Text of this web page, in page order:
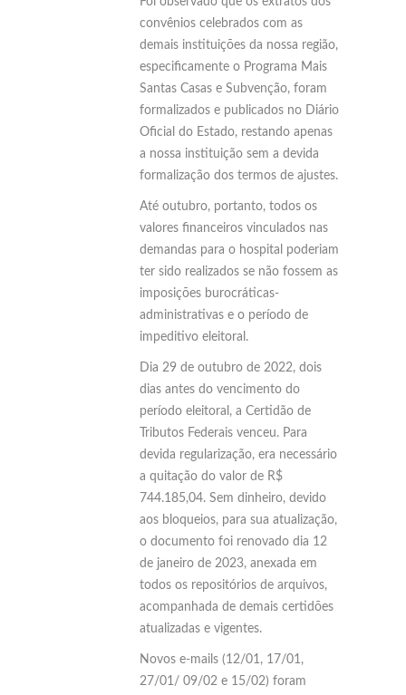
convênios celebrados com as
demais instituições da nossa região,
especificamente o Programa Mais
Santas Casas e Subvenção, foram
formalizados e publicados no Diário
Oficial do Estado, restando apenas
a nossa instituição sem a devida
formalização dos termos de ajustes.
Até outubro, portanto, todos os
valores financeiros vinculados nas
demandas para o hospital poderiam
ter sido realizados se não fossem as
imposições burocráticas-
administrativas e o período de
impeditivo eleitoral.
Dia 29 de outubro de 2022, dois
dias antes do vencimento do
período eleitoral, a Certidão de
Tributos Federais venceu. Para
devida regularização, era necessário
a quitação do valor de R$
744.185,04. Sem dinheiro, devido
aos bloqueios, para sua atualização,
o documento foi renovado dia 12
de janeiro de 2023, anexada em
todos os repositórios de arquivos,
acompanhada de demais certidões
atualizadas e vigentes.
Novos e-mails (12/01, 17/01,
27/01/ 09/02 e 15/02) foram